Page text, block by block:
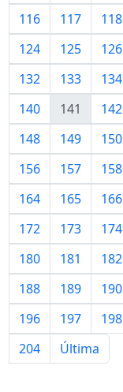
116
117 118
124
125 126
132
133 134
140
141 142
148
149 150
156
157 158
164
165 166
172
173 174
180
181 182
188
189 190
196
197 198
204
Última